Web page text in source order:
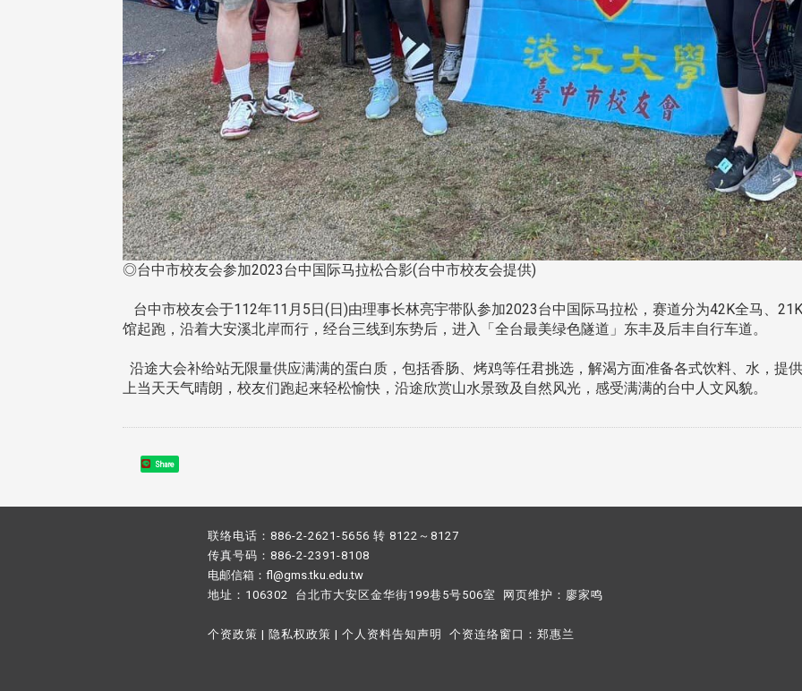
◎台中市校友会参加2023台中国际马拉松合影(台中市校友会提供)
台中市校友会于112年11月5日(日)由理事长林亮宇带队参加2023台中国际马拉松，赛道分为42K全马、
馆起跑，沿着大安溪北岸而行，经台三线到东势后，进入「全台最美绿色隧道」东丰及后丰自行车道。
沿途大会补给站无限量供应满满的蛋白质，包括香肠、烤鸡等任君挑选，解渴方面准备各式饮料、水，提
上当天天气晴朗，校友们跑起来轻松愉快，沿途欣赏山水景致及自然风光，感受满满的台中人文风貌。
Share
联络电话：886-2-2621-5656 转 8122～8127
传真号码：886-2-2391-8108
电邮信箱：fl@gms.tku.edu.tw
地址：106302 台北市大安区金华街199巷5号506室 网页维护： 廖家鸣​
个资政策 | 隐私权政策 | 个人资料告知声明 个资连络窗口： 郑惠兰